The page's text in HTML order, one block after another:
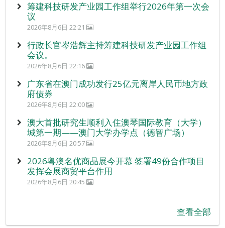
筹建科技研发产业园工作组举行2026年第一次会
议
2026年8月6日 22:21
行政长官岑浩辉主持筹建科技研发产业园工作组
会议。
2026年8月6日 22:16
广东省在澳门成功发行25亿元离岸人民币地方政
府债券
2026年8月6日 22:00
澳大首批研究生顺利入住澳琴国际教育（大学）
城第一期——澳门大学办学点（德智广场）
2026年8月6日 20:57
2026粤澳名优商品展今开幕 签署49份合作项目
发挥会展商贸平台作用
2026年8月6日 20:45
查看全部